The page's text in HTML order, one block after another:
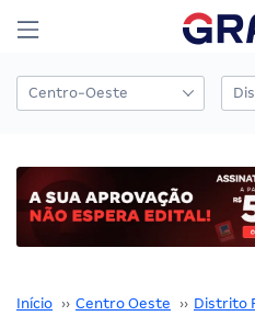
Início ›› Centro Oeste ›› Distrito